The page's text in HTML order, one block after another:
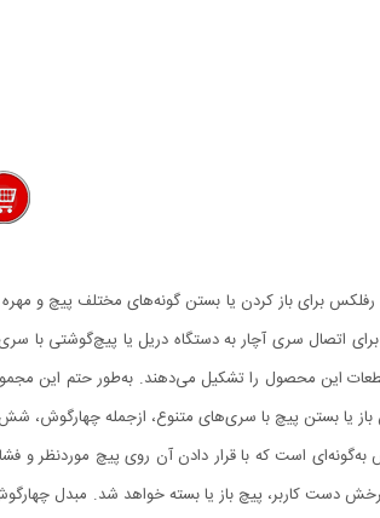
برای باز کردن یا بستن گونه‌های مختلف پیچ و
این محصول را تشکیل می‌دهند. به‌طور حتم این
بستن پیچ با سری‌های متنوع، ازجمله چهارگوش، شش‌گوش، آلنی و
است که با قرار دادن آن روی پیچ موردنظر و
دست کاربر، پیچ باز یا بسته خواهد شد. مبدل